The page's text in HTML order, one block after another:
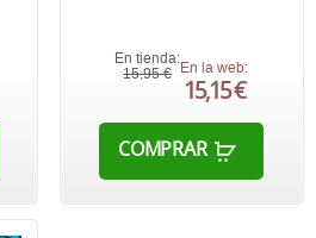
En tienda:
15,95 €
En la web:
15,15 €
COMPRAR